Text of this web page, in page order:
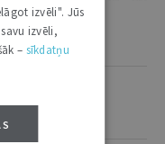
izvēli". Jūs
izvēli,
– sīkdatņu